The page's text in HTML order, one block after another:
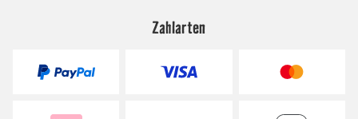
Zahlarten